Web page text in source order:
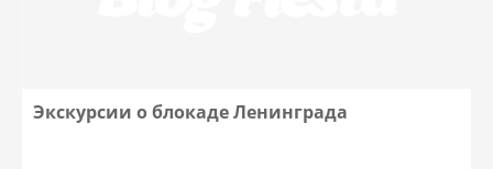
Экскурсии о блокаде Ленинграда